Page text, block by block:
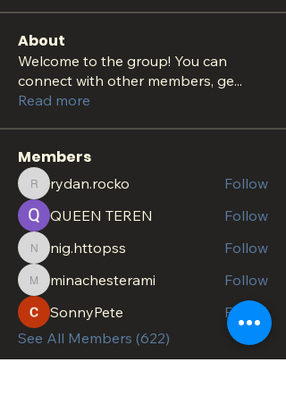
About
Welcome to the group! You can
connect with other members, ge...
Read more
Members
rydan.rocko
rydan.rocko
Follow
QUEEN TEREN
Follow
nig.httopss
nig.httopss Follow
minachesterami
minachesterami
Follow
SonnyPete
Follow
See All Members (622)